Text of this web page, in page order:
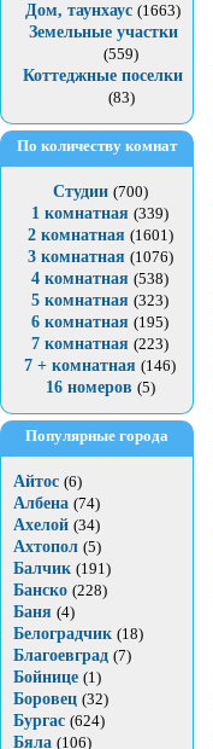
Дом, таунхаус (1663)
Земельные участки
(559)
Коттеджные поселки
(83)
По количеству комнат
Студии (700)
1 комнатная (339)
2 комнатная (1601)
3 комнатная (1076)
4 комнатная (538)
5 комнатная (323)
6 комнатная (195)
7 комнатная (223)
7 + комнатная (146)
16 номеров (5)
Популярные города
Айтос (6)
Албена (74)
Ахелой (34)
Ахтопол (5)
Балчик (191)
Банско (228)
Баня (4)
Белоградчик (18)
Благоевград (7)
Бойнице (1)
Боровец (32)
Бургас (624)
Бяла (106)